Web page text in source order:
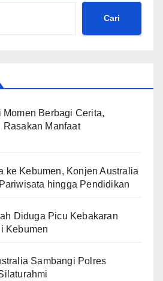
Cari
Berbagi Cerita,
Rasakan Manfaat
ke Kebumen, Konjen Australia
hingga Pendidikan
Diduga Picu Kebakaran
Kebumen
Sambangi Polres